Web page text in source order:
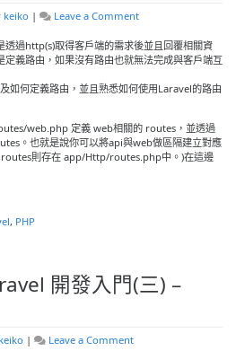
keiko | Leave a Commenton
載】
PHP
開
門
(四)
–
透過http(s)取得客戶端的需求後並且回覆相關資
義路由，如果沒有路由也就無法完成與客戶端互
如何定義路由，並且熟悉如何使用Laravel的路由
web.php 定義 web相關的 routes，並透過
。也就是說你可以將api與web做區隔建立對應
routes則存在 app/Http/routes.php中。)在這邊
, PHP
開發入門(三) –
keiko | Leave a Commenton